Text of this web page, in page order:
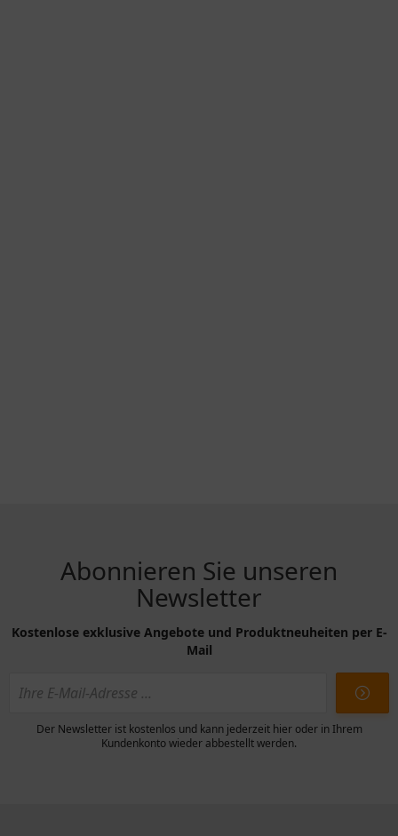
Abonnieren Sie unseren
Newsletter
Kostenlose exklusive Angebote und Produktneuheiten per E-
Mail
Der Newsletter ist kostenlos und kann jederzeit hier oder in Ihrem
Kundenkonto wieder abbestellt werden.